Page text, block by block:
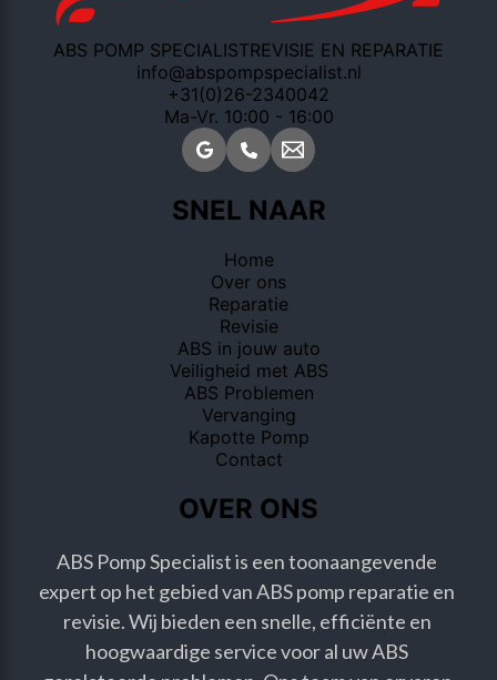
ABS POMP SPECIALISTREVISIE EN REPARATIE
info@abspompspecialist.nl
+31(0)26-2340042
Ma-Vr. 10:00 - 16:00
SNEL NAAR
Home
Over ons
Reparatie
Revisie
ABS in jouw auto
Veiligheid met ABS
ABS Problemen
Vervanging
Kapotte Pomp
Contact
OVER ONS
ABS Pomp Specialist is een toonaangevende
expert op het gebied van ABS pomp reparatie en
revisie. Wij bieden een snelle, efficiënte en
hoogwaardige service voor al uw ABS